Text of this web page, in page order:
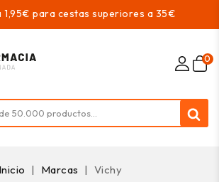
1,95€ para cestas superiores a 35€
0
Inicio Marcas Vichy